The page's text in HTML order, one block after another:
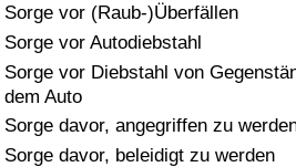
Sorge vor (Raub-)Überfällen
Sorge vor Autodiebstahl
Sorge vor Diebstahl von
dem Auto
Sorge davor, angegriffen zu
Sorge davor, beleidigt zu werden
Gesundheitsversorgung
Gesundheitsversorgungs-Index
Gesundheitsversorgungs-Index